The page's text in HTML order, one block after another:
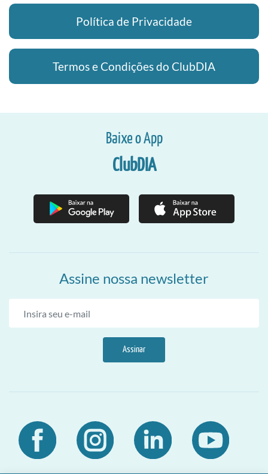
Política de Privacidade
Termos e Condições do ClubDIA
Baixe o App
ClubDIA
Assine nossa newsletter
Assinar